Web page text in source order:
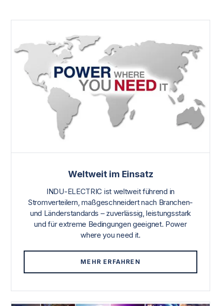
Weltweit im Einsatz
INDU-ELECTRIC ist weltweit führend in
Stromverteilern, maßgeschneidert nach Branchen-
und Länderstandards – zuverlässig, leistungsstark
und für extreme Bedingungen geeignet. Power
where you need it.
MEHR ERFAHREN